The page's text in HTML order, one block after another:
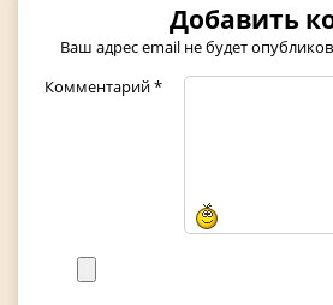
Добавить
Ваш адрес email не будет
Комментарий*